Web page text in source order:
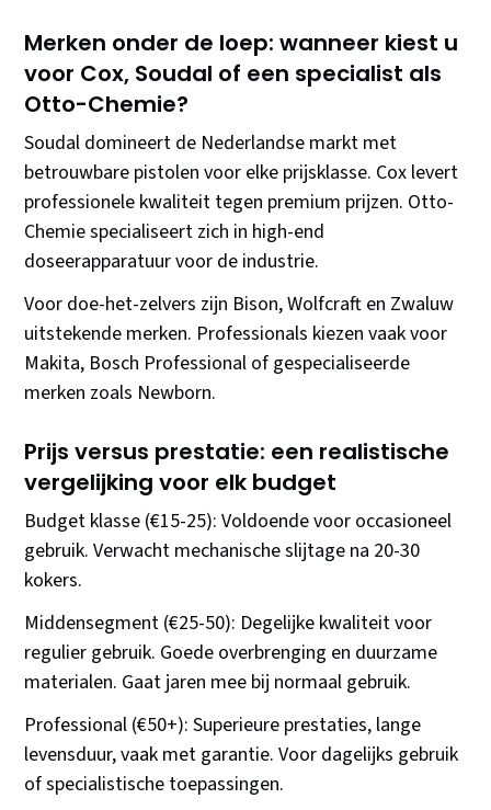
Merken onder de loep: wanneer kiest u
voor Cox, Soudal of een specialist als
Otto-Chemie?
Soudal domineert de Nederlandse markt met
betrouwbare pistolen voor elke prijsklasse. Cox levert
professionele kwaliteit tegen premium prijzen. Otto-
Chemie specialiseert zich in high-end
doseerapparatuur voor de industrie.
Voor doe-het-zelvers zijn Bison, Wolfcraft en Zwaluw
uitstekende merken. Professionals kiezen vaak voor
Makita, Bosch Professional of gespecialiseerde
merken zoals Newborn.
Prijs versus prestatie: een realistische
vergelijking voor elk budget
Budget klasse (€15-25): Voldoende voor occasioneel
gebruik. Verwacht mechanische slijtage na 20-30
kokers.
Middensegment (€25-50): Degelijke kwaliteit voor
regulier gebruik. Goede overbrenging en duurzame
materialen. Gaat jaren mee bij normaal gebruik.
Professional (€50+): Superieure prestaties, lange
levensduur, vaak met garantie. Voor dagelijks gebruik
of specialistische toepassingen.